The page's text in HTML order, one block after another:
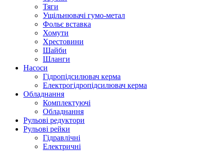
Тяги
Ущільнювачі гумо-метал
Фольє вставка
Хомути
Хрестовини
Шайби
Шланги
Насоси
Гідропідсилювач керма
Електрогідропідсилювач керма
Обладнання
Комплектуючі
Обладнання
Рульові редуктори
Рульові рейки
Гідравлічні
Електричні